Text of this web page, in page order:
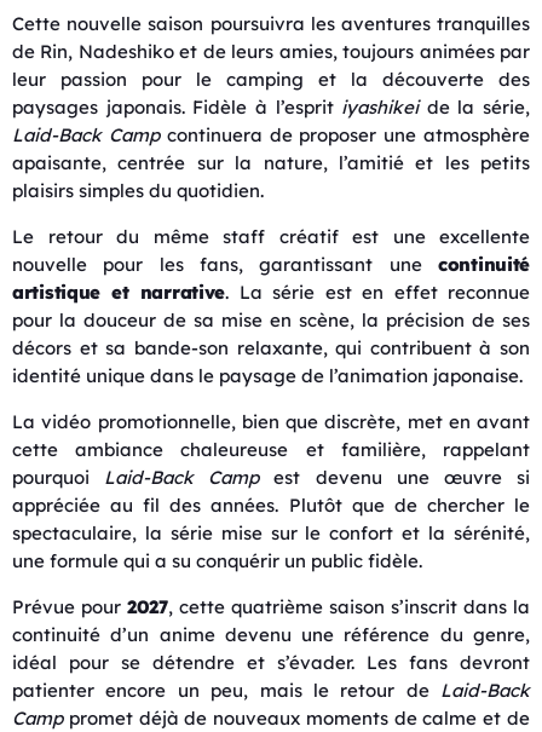
Cette nouvelle saison poursuivra les aventures tranquilles
de Rin, Nadeshiko et de leurs amies, toujours animées par
leur passion pour le camping et la découverte des
paysages japonais. Fidèle à l’esprit iyashikeide la série,
Laid-Back Campcontinuera de proposer une atmosphère
apaisante, centrée sur la nature, l’amitié et les petits
plaisirs simples du quotidien.
Le retour du même staff créatif est une excellente
nouvelle pour les fans, garantissant une continuité
artistique et narrative. La série est en effet reconnue
pour la douceur de sa mise en scène, la précision de ses
décors et sa bande-son relaxante, qui contribuent à son
identité unique dans le paysage de l’animation japonaise.
La vidéo promotionnelle, bien que discrète, met en avant
cette ambiance chaleureuse et familière, rappelant
pourquoi Laid-Back Campest devenu une œuvre si
appréciée au fil des années. Plutôt que de chercher le
spectaculaire, la série mise sur le confort et la sérénité,
une formule qui a su conquérir un public fidèle.
Prévue pour2027, cette quatrième saison s’inscrit dans la
continuité d’un anime devenu une référence du genre,
idéal pour se détendre et s’évader. Les fans devront
patienter encore un peu, mais le retour de Laid-Back
Camppromet déjà de nouveaux moments de calme et de